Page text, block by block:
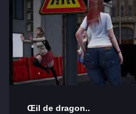
Œil de dragon..